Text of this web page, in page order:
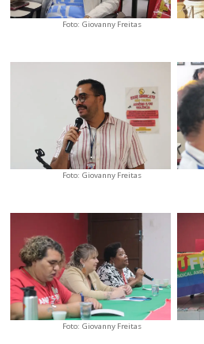
Foto: Giovanny Freitas
Foto: Giovanny Freitas
Foto: Giovanny Freitas